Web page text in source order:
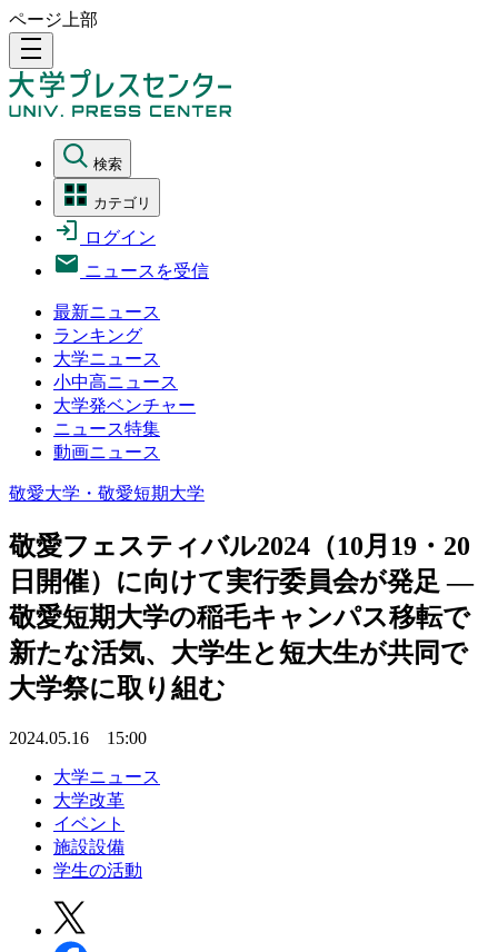
ページ上部
density_medium
検索
カテゴリ
ログイン
ニュースを受信
最新ニュース
ランキング
大学ニュース
小中高ニュース
大学発ベンチャー
ニュース特集
動画ニュース
敬愛大学・敬愛短期大学
敬愛フェスティバル2024（10月19・20
日開催）に向けて実行委員会が発足 ―
敬愛短期大学の稲毛キャンパス移転で
新たな活気、大学生と短大生が共同で
大学祭に取り組む
2024.05.16 15:00
大学ニュース
大学改革
イベント
施設設備
学生の活動